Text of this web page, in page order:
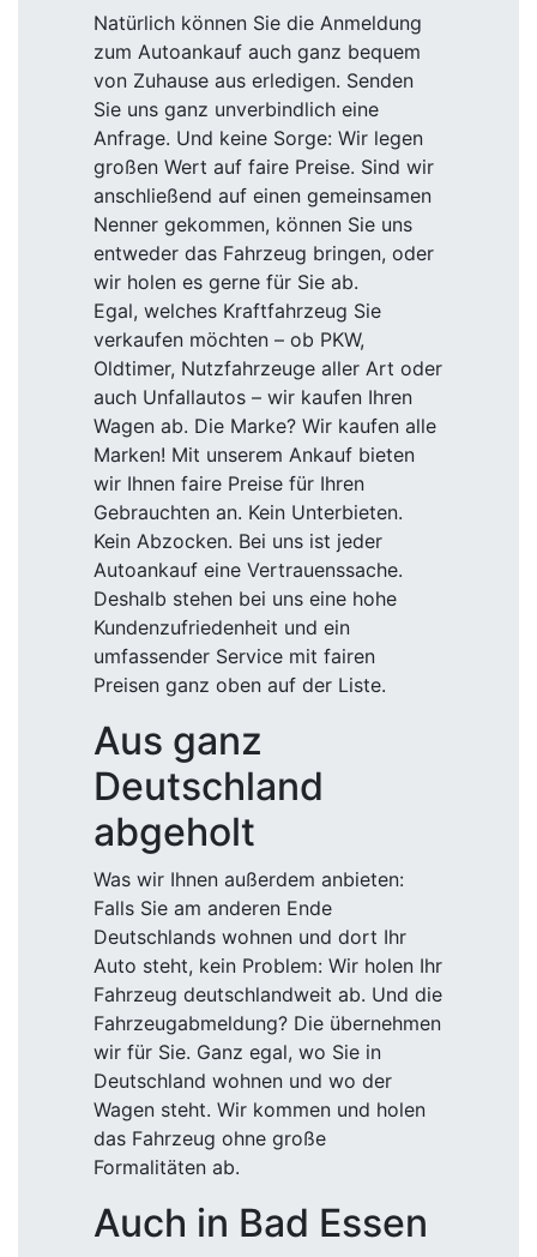
Natürlich können Sie die Anmeldung
zum Autoankauf auch ganz bequem
von Zuhause aus erledigen. Senden
Sie uns ganz unverbindlich eine
Anfrage. Und keine Sorge: Wir legen
großen Wert auf faire Preise. Sind wir
anschließend auf einen gemeinsamen
Nenner gekommen, können Sie uns
entweder das Fahrzeug bringen, oder
wir holen es gerne für Sie ab.
Egal, welches Kraftfahrzeug Sie
verkaufen möchten – ob PKW,
Oldtimer, Nutzfahrzeuge aller Art oder
auch Unfallautos – wir kaufen Ihren
Wagen ab. Die Marke? Wir kaufen alle
Marken! Mit unserem Ankauf bieten
wir Ihnen faire Preise für Ihren
Gebrauchten an. Kein Unterbieten.
Kein Abzocken. Bei uns ist jeder
Autoankauf eine Vertrauenssache.
Deshalb stehen bei uns eine hohe
Kundenzufriedenheit und ein
umfassender Service mit fairen
Preisen ganz oben auf der Liste.
Aus ganz
Deutschland
abgeholt
Was wir Ihnen außerdem anbieten:
Falls Sie am anderen Ende
Deutschlands wohnen und dort Ihr
Auto steht, kein Problem: Wir holen Ihr
Fahrzeug deutschlandweit ab. Und die
Fahrzeugabmeldung? Die übernehmen
wir für Sie. Ganz egal, wo Sie in
Deutschland wohnen und wo der
Wagen steht. Wir kommen und holen
das Fahrzeug ohne große
Formalitäten ab.
Auch in Bad Essen